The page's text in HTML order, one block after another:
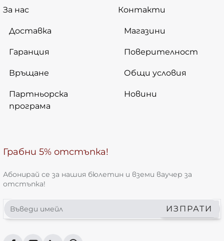
За нас
Доставка
Гаранция
Връщане
Партньорска
програма
Контакти
Магазини
Поверителност
Общи условия
Новини
Грабни 5% отстъпка!
Абонирай се за нашия бюлетин и вземи ваучер за
отстъпка!
Въведи
имейл
ИЗПРАТИ